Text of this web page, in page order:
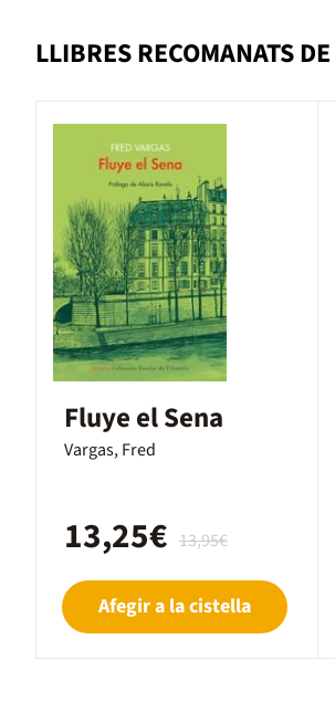
LLIBRES RECOMANATS
Fluye el Sena
Vargas, Fred
13,95€
13,25€
Afegir a la cistella